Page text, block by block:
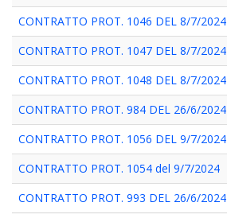
CONTRATTO PROT. 1046 DEL 8/7/2024
CONTRATTO PROT. 1047 DEL 8/7/2024
CONTRATTO PROT. 1048 DEL 8/7/2024
CONTRATTO PROT. 984 DEL 26/6/2024
CONTRATTO PROT. 1056 DEL 9/7/2024
CONTRATTO PROT. 1054 del 9/7/2024
CONTRATTO PROT. 993 DEL 26/6/2024